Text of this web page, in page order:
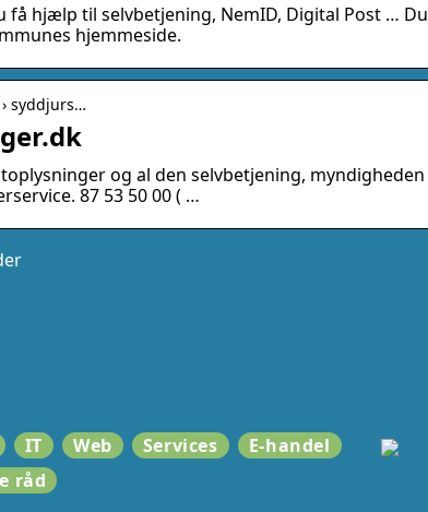
hjælp til selvbetjening, NemID, Digital Post … Du
hjemmeside.
syddjurs…
og al den selvbetjening, myndigheden
87 53 50 00 ( …
IT Web Services
E-handel
råd